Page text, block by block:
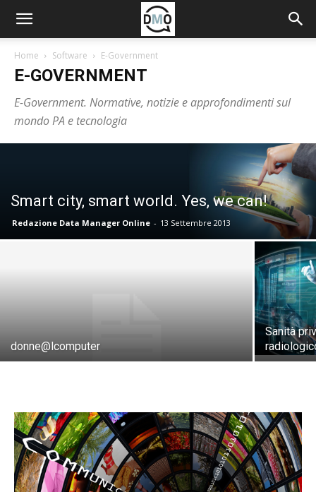
Home Software E-Government
E-GOVERNMENT
E-Government. Normative, notizie e approfondimenti sul
mondo PA e tecnologia
Smart city, smart world. Yes, we can!
Redazione Data Manager Online - 13 Settembre 2013
donne@lcomputer
Sanità